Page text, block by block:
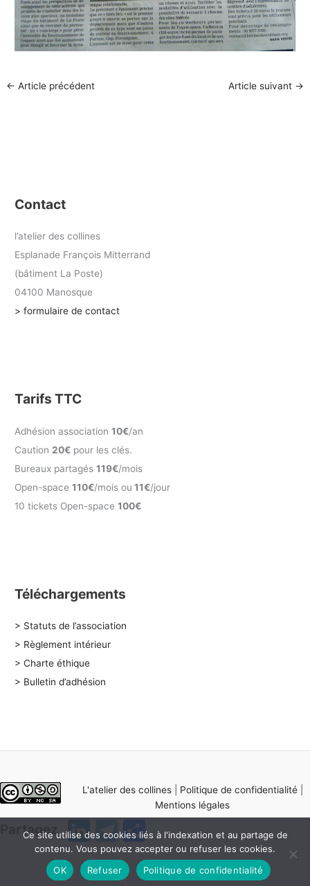
← Article précédent Article suivant →
Contact
l’atelier des collines
Esplanade François Mitterrand
(bâtiment La Poste)
04100 Manosque
> formulaire de contact
Tarifs TTC
Adhésion association10€/an
Caution 20€ pour les clés.
Bureaux partagés119€/mois
Open-space110€/mois ou 11€/jour
10 tickets Open-space100€
Téléchargements
> Statuts de l’association
> Règlement intérieur
> Charte éthique
> Bulletin d’adhésion
L'atelier des collines| Politique de confidentialité|
Mentions légales
Partagez
Li
n
k
T
el
e
P
ar
ta
Ce site utilise des cookies liés à l'indexation et au partage de
contenu. Vous pouvez accepter ou refuser les cookies.
OK
Refuser Politique de confidentialité